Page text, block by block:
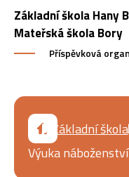
Základní škola Hany
Mateřská škola Bory
Příspěvková
Základní škola
Výuka